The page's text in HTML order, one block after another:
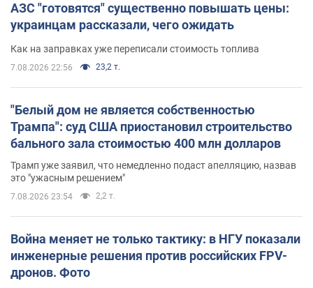
АЗС "готовятся" существенно повышать цены:
украинцам рассказали, чего ожидать
Как на заправках уже переписали стоимость топлива
7.08.2026 22:56 23,2 т.
"Белый дом не является собственностью
Трампа": суд США приостановил строительство
бального зала стоимостью 400 млн долларов
Трамп уже заявил, что немедленно подаст апелляцию, назвав
это "ужасным решением"
7.08.2026 23:54 2,2 т.
Война меняет не только тактику: в НГУ показали
инженерные решения против российских FPV-
дронов. Фото